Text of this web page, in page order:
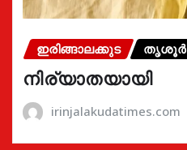
ഇരിങ്ങാലക്കുട തൃശൂർ
നിര്യാതയായി
irinjalakudatimes.com